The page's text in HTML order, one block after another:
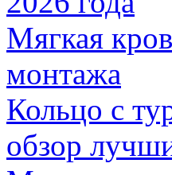
Мягкая
монтажа
Кольцо с
обзор